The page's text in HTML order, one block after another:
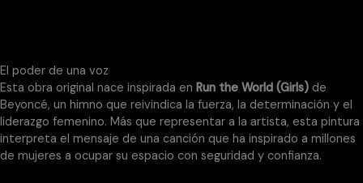
El poder de una voz
Esta obra original nace inspirada en Run the World (Girls) de
Beyoncé, un himno que reivindica la fuerza, la determinación y el
liderazgo femenino. Más que representar a la artista, esta pintura
interpreta el mensaje de una canción que ha inspirado a millones
de mujeres a ocupar su espacio con seguridad y confianza.